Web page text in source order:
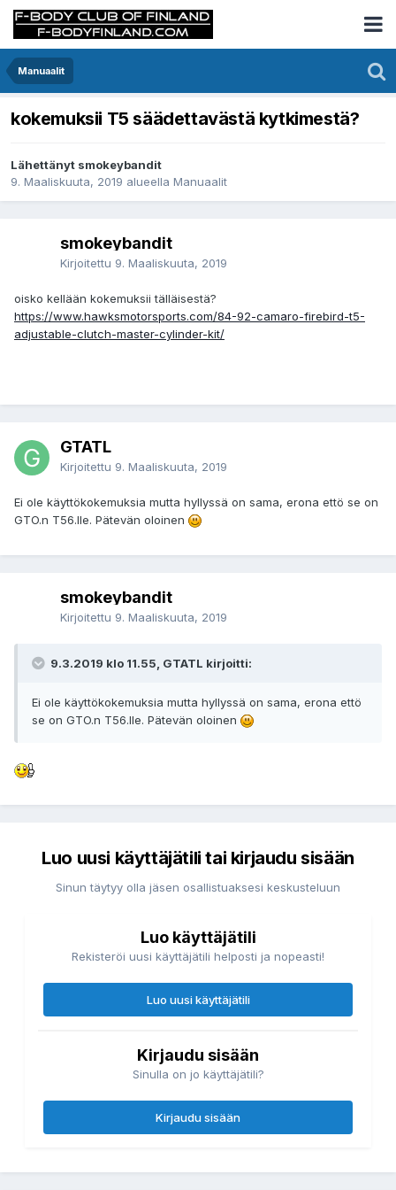
Manuaalit
kokemuksii T5 säädettavästä kytkimestä?
Lähettänyt smokeybandit
9. Maaliskuuta, 2019 alueella Manuaalit
smokeybandit
Kirjoitettu 9. Maaliskuuta, 2019
oisko kellään kokemuksii tälläisestä?
https://www.hawksmotorsports.com/84-92-camaro-firebird-t5-
adjustable-clutch-master-cylinder-kit/
GTATL
Kirjoitettu 9. Maaliskuuta, 2019
Ei ole käyttökokemuksia mutta hyllyssä on sama, erona ettö se on
GTO.n T56.lle. Pätevän oloinen
smokeybandit
Kirjoitettu 9. Maaliskuuta, 2019
9.3.2019 klo 11.55, GTATL kirjoitti:
Ei ole käyttökokemuksia mutta hyllyssä on sama, erona ettö
se on GTO.n T56.lle. Pätevän oloinen
Luo uusi käyttäjätili tai kirjaudu sisään
Sinun täytyy olla jäsen osallistuaksesi keskusteluun
Luo käyttäjätili
Rekisteröi uusi käyttäjätili helposti ja nopeasti!
Luo uusi käyttäjätili
Kirjaudu sisään
Sinulla on jo käyttäjätili?
Kirjaudu sisään